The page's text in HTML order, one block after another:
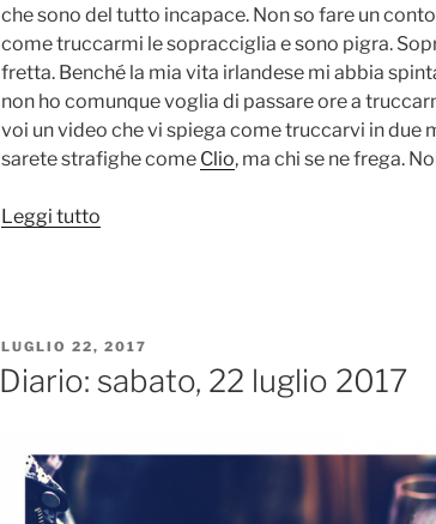
che sono del tutto incapace. Non so fare un
come truccarmi le sopracciglia e sono pigra.
fretta. Benché la mia vita irlandese mi abbia
non ho comunque voglia di passare ore a
voi un video che vi spiega come truccarvi in due
sarete strafighe come Clio, ma chi se ne frega.
Leggi tutto
un
PUBBLICATO
IL
LUGLIO 22, 2017
Diario: sabato, 22 luglio 2017